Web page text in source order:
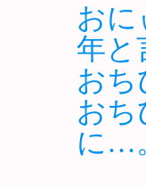
おに
年と
おち
おち
に…